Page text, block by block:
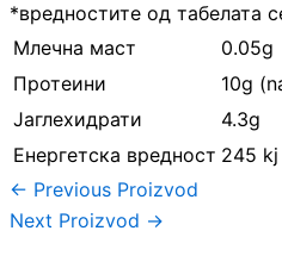
*вредностите од табелата
Млечна маст
0.05g
Протеини
10g
Јаглехидрати
4.3g
Енергетска вредност 245
← Previous Proizvod
Next Proizvod →